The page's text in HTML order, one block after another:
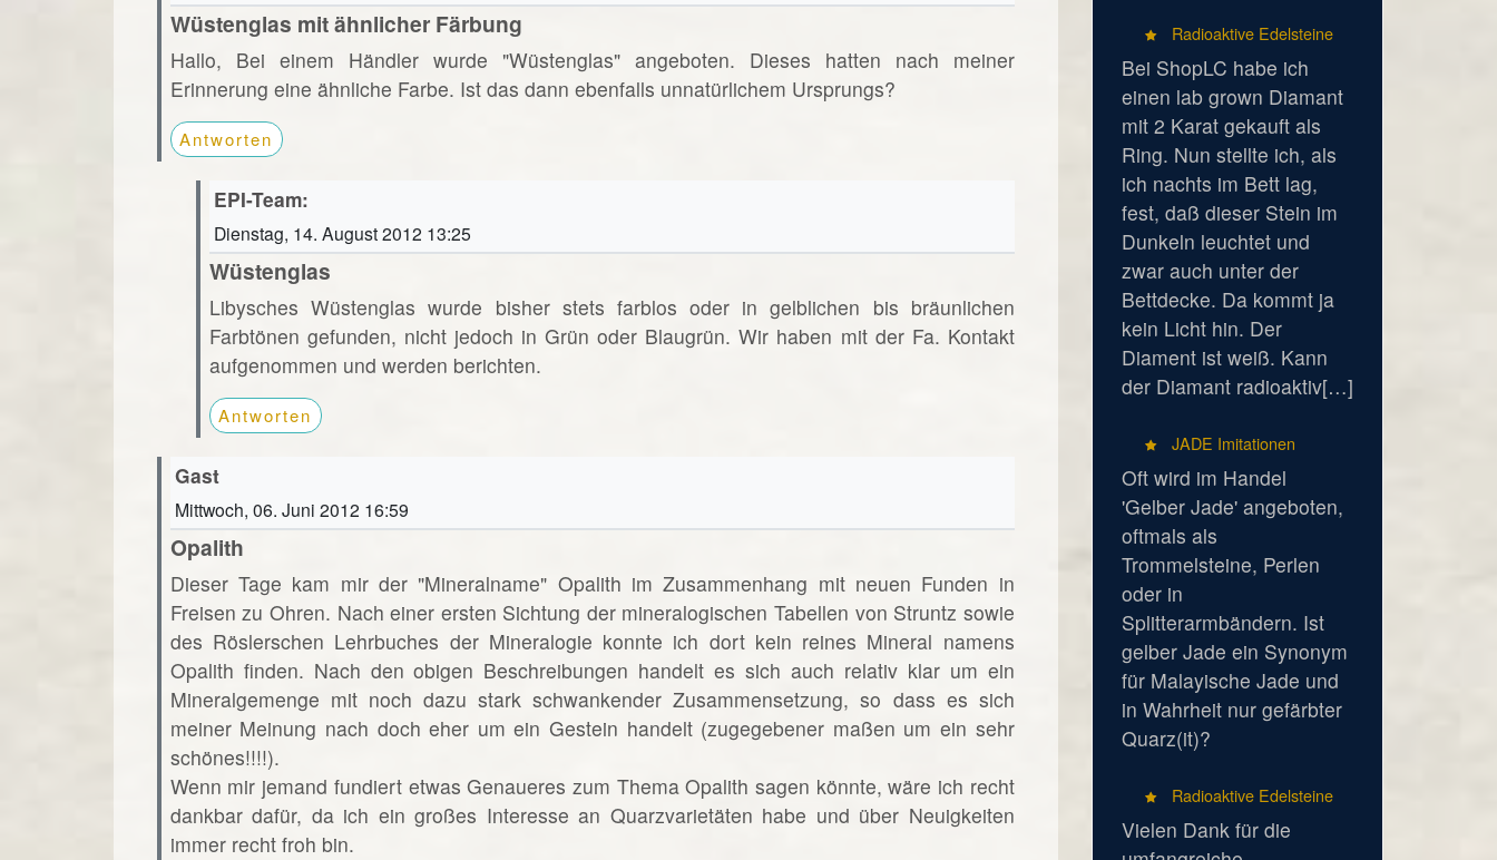
Wüstenglas mit ähnlicher Färbung
Hallo, Bei einem Händler wurde "Wüstenglas" angeboten. Dieses hatten nach meiner
Erinnerung eine ähnliche Farbe. Ist das dann ebenfalls unnatürlichem Ursprungs?
Antworten
EPI-Team:
Dienstag, 14. August 2012 13:25
Wüstenglas
Libysches Wüstenglas wurde bisher stets farblos oder in gelblichen bis bräunlichen
Farbtönen gefunden, nicht jedoch in Grün oder Blaugrün. Wir haben mit der Fa. Kontakt
aufgenommen und werden berichten.
Antworten
Gast
Mittwoch, 06. Juni 2012 16:59
Opalith
Dieser Tage kam mir der "Mineralname" Opalith im Zusammenhang mit neuen Funden in
Freisen zu Ohren. Nach einer ersten Sichtung der mineralogischen Tabellen von Struntz sowie
des Röslerschen Lehrbuches der Mineralogie konnte ich dort kein reines Mineral namens
Opalith finden. Nach den obigen Beschreibungen handelt es sich auch relativ klar um ein
Mineralgemenge mit noch dazu stark schwankender Zusammensetzung, so dass es sich
meiner Meinung nach doch eher um ein Gestein handelt (zugegebener maßen um ein sehr
schönes!!!!).
Wenn mir jemand fundiert etwas Genaueres zum Thema Opalith sagen könnte, wäre ich recht
dankbar dafür, da ich ein großes Interesse an Quarzvarietäten habe und über Neuigkeiten
immer recht froh bin.
Radioaktive Edelsteine
Bei ShopLC habe ich
einen lab grown Diamant
mit 2 Karat gekauft als
Ring. Nun stellte ich, als
ich nachts im Bett lag,
fest, daß dieser Stein im
Dunkeln leuchtet und
zwar auch unter der
Bettdecke. Da kommt ja
kein Licht hin. Der
Diament ist weiß. Kann
der Diamant radioaktiv[…]
JADE Imitationen
Oft wird im Handel
'Gelber Jade' angeboten,
oftmals als
Trommelsteine, Perlen
oder in
Splitterarmbändern. Ist
gelber Jade ein Synonym
für Malayische Jade und
in Wahrheit nur gefärbter
Quarz(it)?
Radioaktive Edelsteine
Vielen Dank für die